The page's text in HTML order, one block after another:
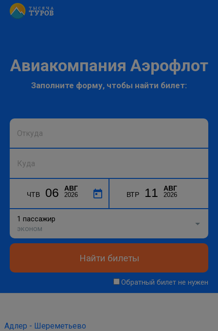
Авиакомпания Аэрофлот
Заполните форму, чтобы найти билет:
ЧТВ 06 АВГ
2026 ВТР 11 АВГ
2026
1 пассажир
эконом
Найти билеты
Обратный билет не нужен
Адлер - Шереметьево